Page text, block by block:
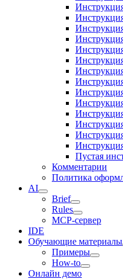
Пустая
Комментарии
Политика
AI
Brief
Rules
MCP-сервер
IDE
Обучающие материалы
Примеры
How-to
Онлайн демо